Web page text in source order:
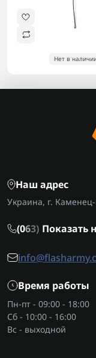
Нет в
Наш адрес
Украина, г.
(063) Показать
Время работы
Пн-пт - 09:00 - 18:00
Сб - 10:00 - 16:00
Вс - выходной